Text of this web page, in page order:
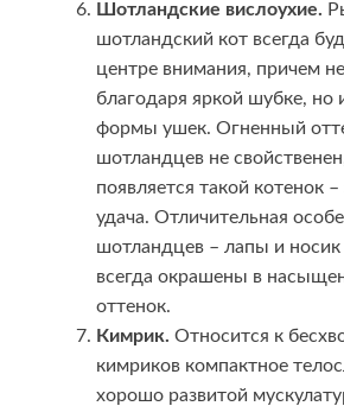
Шотландские вислоухие.
шотландский кот всегда
центре внимания, причем
благодаря яркой шубке, но
формы ушек. Огненный
шотландцев не
появляется такой котенок
удача. Отличительная
шотландцев – лапы и носик
всегда окрашены в
оттенок.
Кимрик. Относится к
кимриков компактное
хорошо развитой